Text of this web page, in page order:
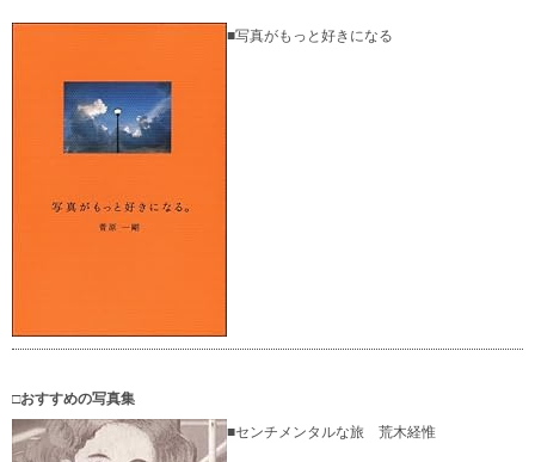
■写真がもっと好きになる
□おすすめの写真集
■センチメンタルな旅 荒木経惟